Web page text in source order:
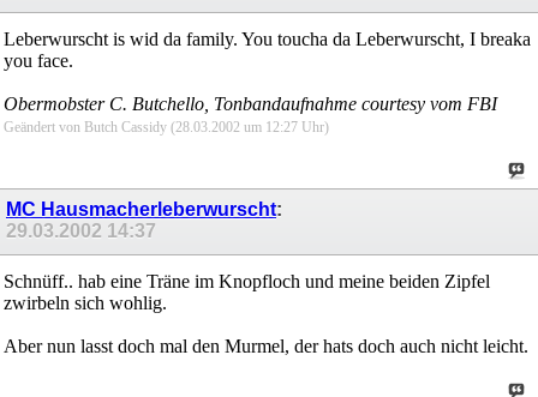
Leberwurscht is wid da family. You toucha da Leberwurscht, I breaka
you face.
Obermobster C. Butchello, Tonbandaufnahme courtesy vom FBI
Geändert von Butch Cassidy (28.03.2002 um 12:27 Uhr)
MC Hausmacherleberwurscht:
29.03.2002 14:37
Schnüff.. hab eine Träne im Knopfloch und meine beiden Zipfel
zwirbeln sich wohlig.
Aber nun lasst doch mal den Murmel, der hats doch auch nicht leicht.